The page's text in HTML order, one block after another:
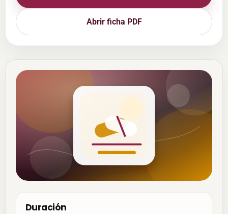
Abrir ficha PDF
Duración